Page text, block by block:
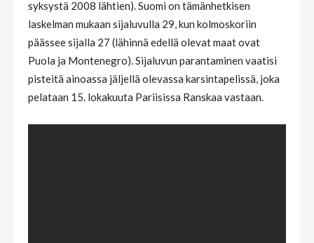
syksystä 2008 lähtien). Suomi on tämänhetkisen
laskelman mukaan sijaluvulla 29, kun kolmoskoriin
päässee sijalla 27 (lähinnä edellä olevat maat ovat
Puola ja Montenegro). Sijaluvun parantaminen vaatisi
pisteitä ainoassa jäljellä olevassa karsintapelissä, joka
pelataan 15. lokakuuta Pariisissa Ranskaa vastaan.